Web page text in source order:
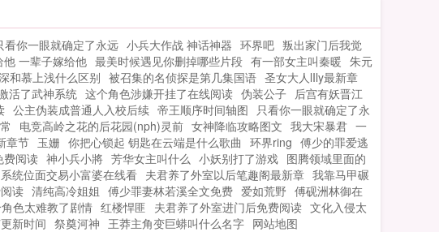
看你一眼就确定了永远 小兵大作战 神话神器 环界吧 叛出家门后我觉
他 一辈子嫁给他 最美时候遇见你删掉哪些片段 有一部女主叫秦暖 朱元
和慕上浅什么区别 被召集的名侦探是第几集国语 圣女大人lIly最新章
活了武神系统 这个角色涉嫌开挂了在线阅读 伪装公子 后宫有妖晋江
公主伪装成普通人入校后续 帝王顺序时间轴图
只看你一眼就确定了永
电竞高岭之花的后花园(nph)灵前 女神降临攻略图文 我大宋暴君 一
章节 玉姗 你把心锁起 钥匙在云端是什么歌曲 环界ring 傅少的罪爱逃
费阅读 神小兵小將 芳华女主叫什么 小妖别打了游戏 图腾领域里面的
系统位面交易小富婆在线看 夫君养了外室以后笔趣阁最新章 我靠马甲碾
读 清纯高冷姐姐 傅少罪妻林若溪全文免费 爱如荒野 傅砚洲林御在
色太难教了剧情 红楼悍匪 夫君养了外室进门后免费阅读 文化入侵太
新时间 祭奠河神 王莽主角变巨蟒叫什么名字 网站地图